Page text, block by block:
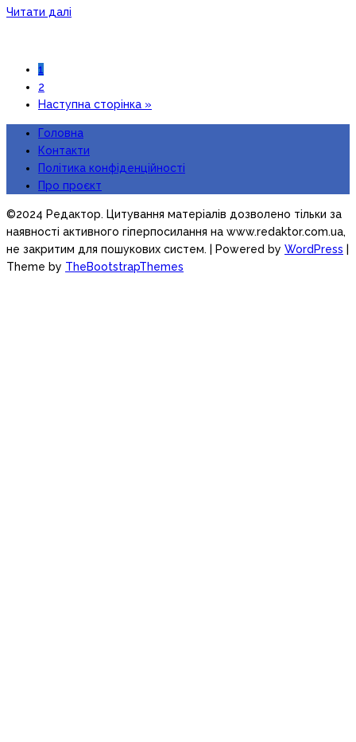
Читати далі
1
2
Наступна сторінка »
Головна
Контакти
Політика конфіденційності
Про проєкт
©2024 Редактор. Цитування матеріалів дозволено тільки за
наявності активного гіперпосилання на www.redaktor.com.ua,
не закритим для пошукових систем. | Powered by WordPress
Theme by TheBootstrapThemes